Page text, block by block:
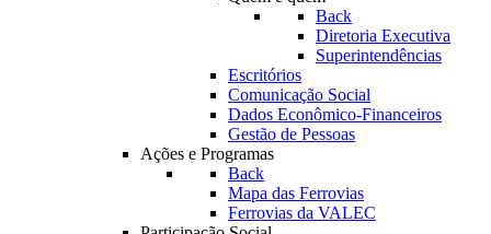
Back
Diretoria Executiva
Superintendências
Escritórios
Comunicação Social
Dados Econômico-Financeiros
Gestão de Pessoas
Ações e Programas
Back
Mapa das Ferrovias
Ferrovias da VALEC